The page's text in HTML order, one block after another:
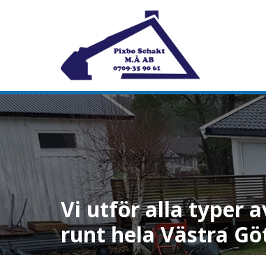
Vi utför alla typer
runt hela Västra